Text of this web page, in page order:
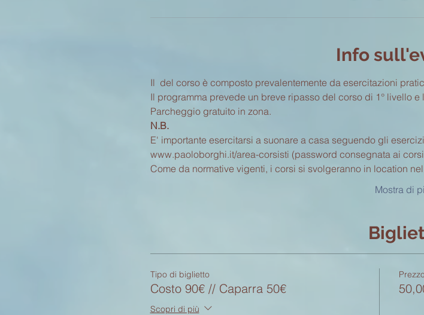
Info
Il del corso è composto prevalentemente da esercitazioni
Il programma prevede un breve ripasso del corso di 1° livello
Parcheggio gratuito in zona.
N.B.
E' importante esercitarsi a suonare a casa seguendo gli
www.paoloborghi.it/area-corsisti (password consegnata ai
Come da normative vigenti, i corsi si svolgeranno in location
Mostra di
Tipo di biglietto
Costo 90€ // Caparra 50€
Scopri di più